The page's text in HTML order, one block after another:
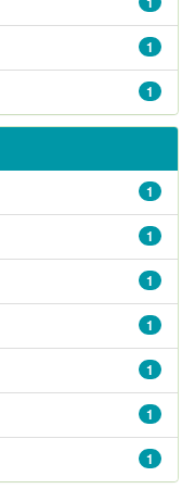
1
1
1
1
1
1
1
1
1